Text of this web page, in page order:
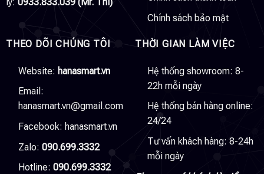
Chính sách bảo mật
THEO DÕI CHÚNG TÔI
Website: hanasmart.vn
Email:
hanasmart.vn@gmail.com
Facebook: hanasmart.vn
Zalo: 090.699.3332
Hotline: 090.699.3332
THỜI GIAN LÀM VIỆC
Hệ thống showroom: 8-
22h mỗi ngày
Hệ thống bán hàng online:
24/24
Tư vấn khách hàng: 8-24h
mỗi ngày